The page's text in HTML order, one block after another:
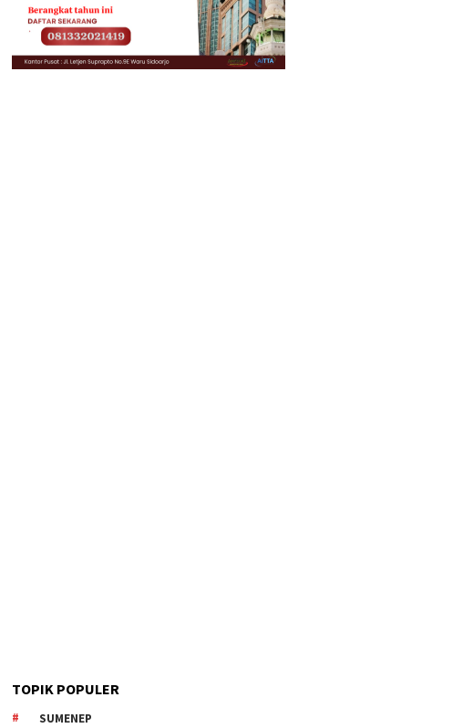
TOPIK POPULER
SUMENEP